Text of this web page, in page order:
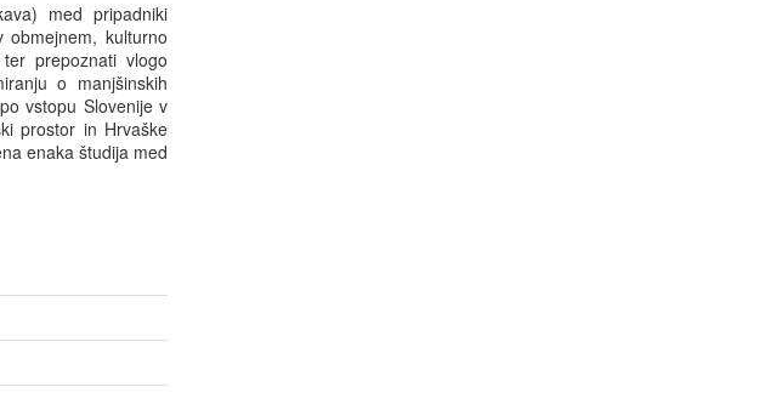
med pripadniki
kulturno
prepoznati vlogo
o manjšinskih
vstopu Slovenije v
prostor in Hrvaške
enaka študija med